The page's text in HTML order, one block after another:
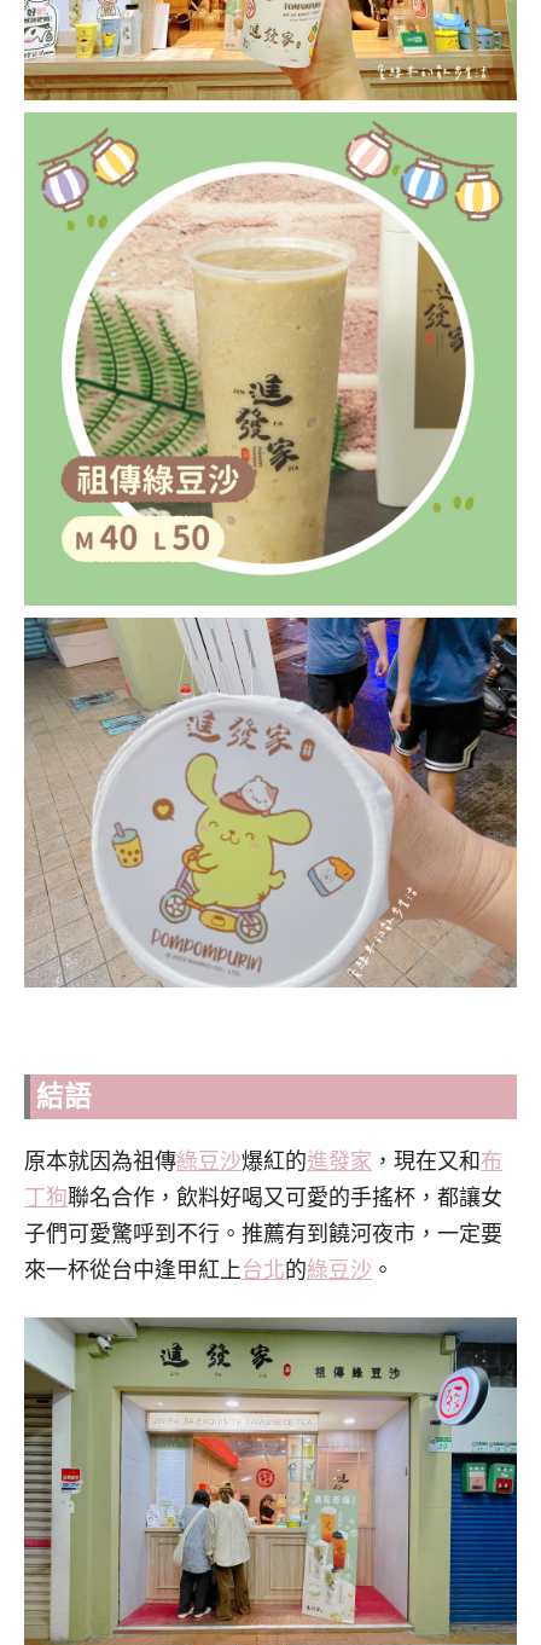
結語
原本就因為祖傳綠豆沙爆紅的進發家 ，現在又和 布
丁狗聯名合作，飲料好喝又可愛的手搖杯，都讓女
子們可愛驚呼到不行。推薦有到饒河夜市，一定要
來一杯從台中逢甲紅上台北的綠豆沙 。